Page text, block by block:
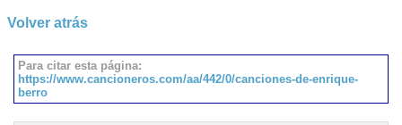
Volver atrás
Para citar esta página:
https://www.cancioneros.com/aa/442/0/canciones-de-enrique-
berro